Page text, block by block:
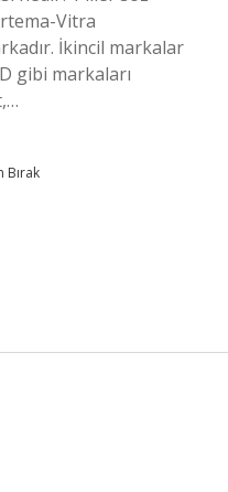
Vitra
İkincil markalar
gibi markaları
Bırak